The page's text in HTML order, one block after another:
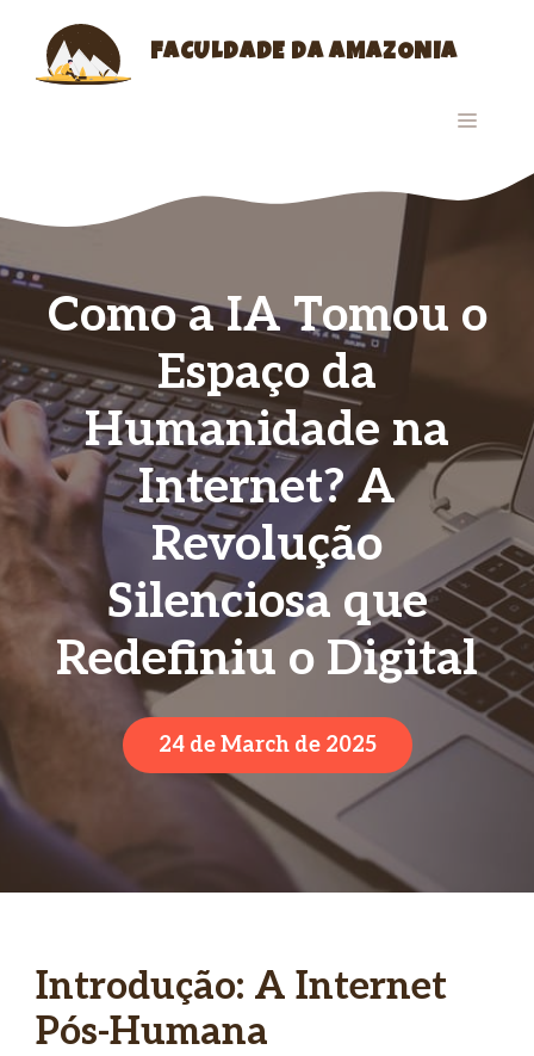
content
FACULDADE DA AMAZONIA
MENU
Como a IA Tomou o
Espaço da
Humanidade na
Internet? A
Revolução
Silenciosa que
Redefiniu o Digital
24 de March de 2025
Introdução: A Internet
Pós-Humana